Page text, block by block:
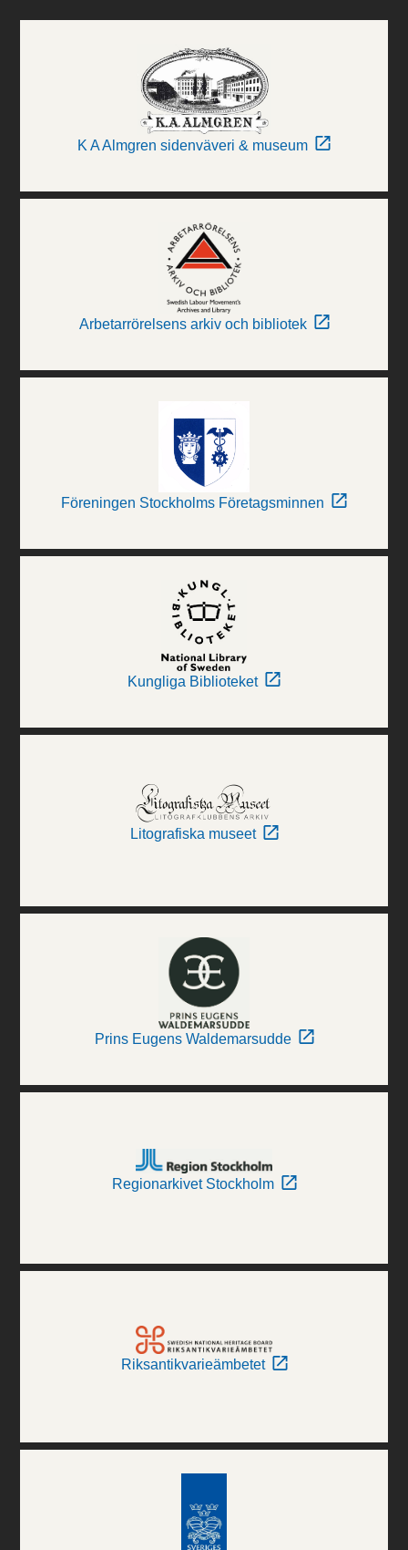
K A Almgren sidenväveri & museum
Arbetarrörelsens arkiv och bibliotek
Föreningen Stockholms Företagsminnen
Kungliga Biblioteket
Litografiska museet
Prins Eugens Waldemarsudde
Regionarkivet Stockholm
Riksantikvarieämbetet